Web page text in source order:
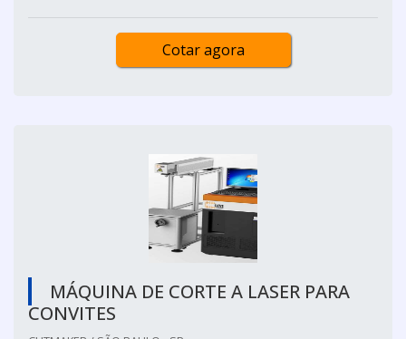
Cotar agora
MÁQUINA DE CORTE A LASER PARA
CONVITES